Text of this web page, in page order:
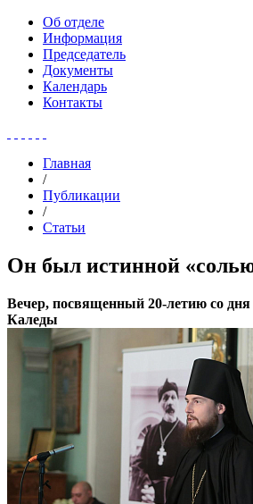
Об отделе
Информация
Председатель
Документы
Календарь
Контакты
Главная
/
Публикации
/
Статьи
Он был истинной
Вечер, посвященный 20-летию со
Каледы